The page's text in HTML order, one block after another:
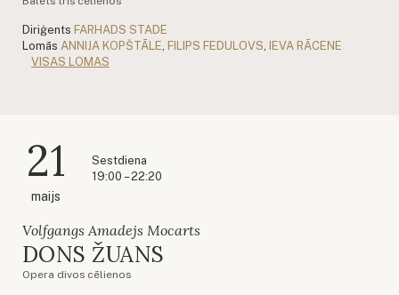
Diriģents FARHADS STADE
Lomās ANNIJA KOPŠTĀLE FILIPS FEDULOVS IEVA RĀCENE
VISAS LOMAS
21
maijs
Sestdiena
19:00 – 22:20
Volfgangs Amadejs Mocarts
DONS ŽUANS
Opera divos cēlienos